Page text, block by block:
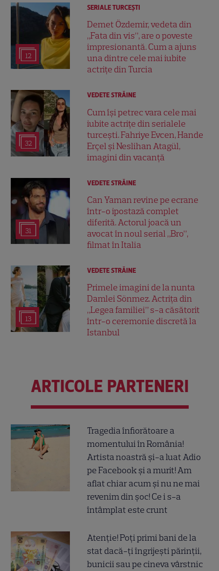
12
SERIALE TURCEŞTI
Demet Özdemir, vedeta din
„Fata din vis”, are o poveste
impresionantă. Cum a ajuns
una dintre cele mai iubite
actrițe din Turcia
32
VEDETE STRĂINE
Cum își petrec vara cele mai
iubite actrițe din serialele
turcești. Fahriye Evcen, Hande
Erçel și Neslihan Atagül,
imagini din vacanță
31
VEDETE STRĂINE
Can Yaman revine pe ecrane
într-o ipostază complet
diferită. Actorul joacă un
avocat în noul serial „Bro”,
filmat în Italia
13
VEDETE STRĂINE
Primele imagini de la nunta
Damlei Sönmez. Actrița din
„Legea familiei” s-a căsătorit
într-o ceremonie discretă la
Istanbul
ARTICOLE PARTENERI
Tragedia înfiorătoare a
momentului în România!
Artista noastră și-a luat Adio
pe Facebook și a murit! Am
aflat chiar acum și nu ne mai
revenim din șoc! Ce i s-a
întâmplat este crunt
Atenție! Poți primi bani de la
stat dacă-ți îngrijești părinții,
bunicii sau pe cineva vârstnic